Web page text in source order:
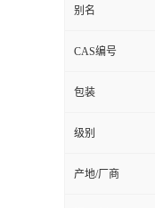
别名
CAS编号
包装
级别
产地/厂商